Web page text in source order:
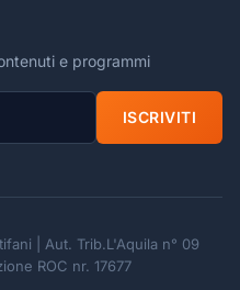
e programmi
ISCRIVITI
| Aut. Trib.L'Aquila n° 09
ROC nr. 17677